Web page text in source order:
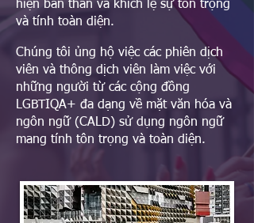
hiện bản thân và khích lệ sự tôn trọng
và tính toàn diện.
Chúng tôi ủng hộ việc các phiên dịch
viên và thông dịch viên làm việc với
những người từ các cộng đồng
LGBTIQA+ đa dạng về mặt văn hóa và
ngôn ngữ (CALD) sử dụng ngôn ngữ
mang tính tôn trọng và toàn diện.